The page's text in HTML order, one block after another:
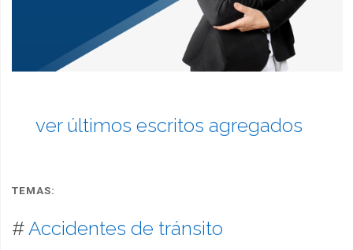
ver últimos escritos agregados
TEMAS:
#Accidentes de tránsito